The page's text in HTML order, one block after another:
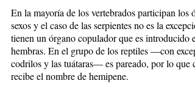
En la mayoría de los ver­te­brados participan los
sexos y el caso de las serpientes no es la
tienen un órgano copulador que es introducido
hembras. En el gru­po de los reptiles —con
codrilos y las tuátaras— es pa­rea­do, por lo que
recibe el nombre de hemipene.